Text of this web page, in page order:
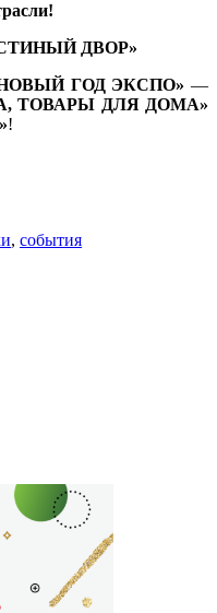
ДВОР»
ГОД ЭКСПО»—
ТОВАРЫ ДЛЯ ДОМА»
!
, события